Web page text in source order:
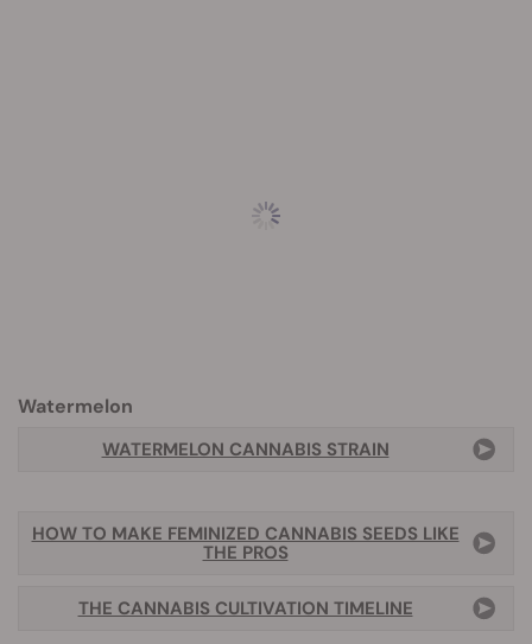
Watermelon
WATERMELON CANNABIS STRAIN
HOW TO MAKE FEMINIZED CANNABIS SEEDS LIKE
THE PROS
THE CANNABIS CULTIVATION TIMELINE